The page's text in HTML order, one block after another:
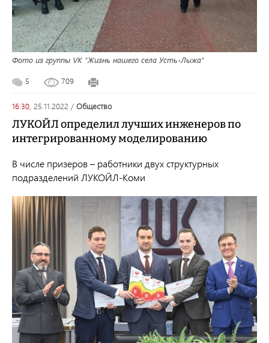
Фото из группы VK "Жизнь нашего села Усть-Лыжа"
5 709
16:30, 25.11.2022 / общество
ЛУКОЙЛ определил лучших инженеров по
интегрированному моделированию
В числе призеров – работники двух структурных
подразделений ЛУКОЙЛ-Коми